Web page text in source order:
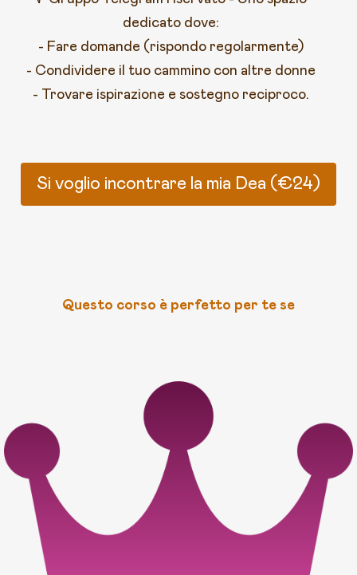
dedicato dove:
- Fare domande (rispondo regolarmente)
- Condividere il tuo cammino con altre donne
- Trovare ispirazione e sostegno reciproco.
Si voglio incontrare la mia Dea (€24)
Questo corso è perfetto per te se